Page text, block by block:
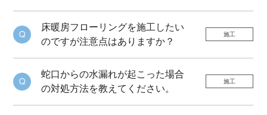
床暖房フローリングを施工したい
のですが注意点はありますか？
施工
蛇口からの水漏れが起こった場合
の対処方法を教えてください。
施工